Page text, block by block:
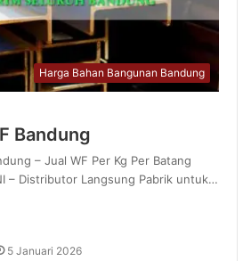
Harga Bahan Bangunan Bandung
Bandung
– Jual WF Per Kg Per Batang
– Distributor Langsung Pabrik untuk…
5 Januari 2026